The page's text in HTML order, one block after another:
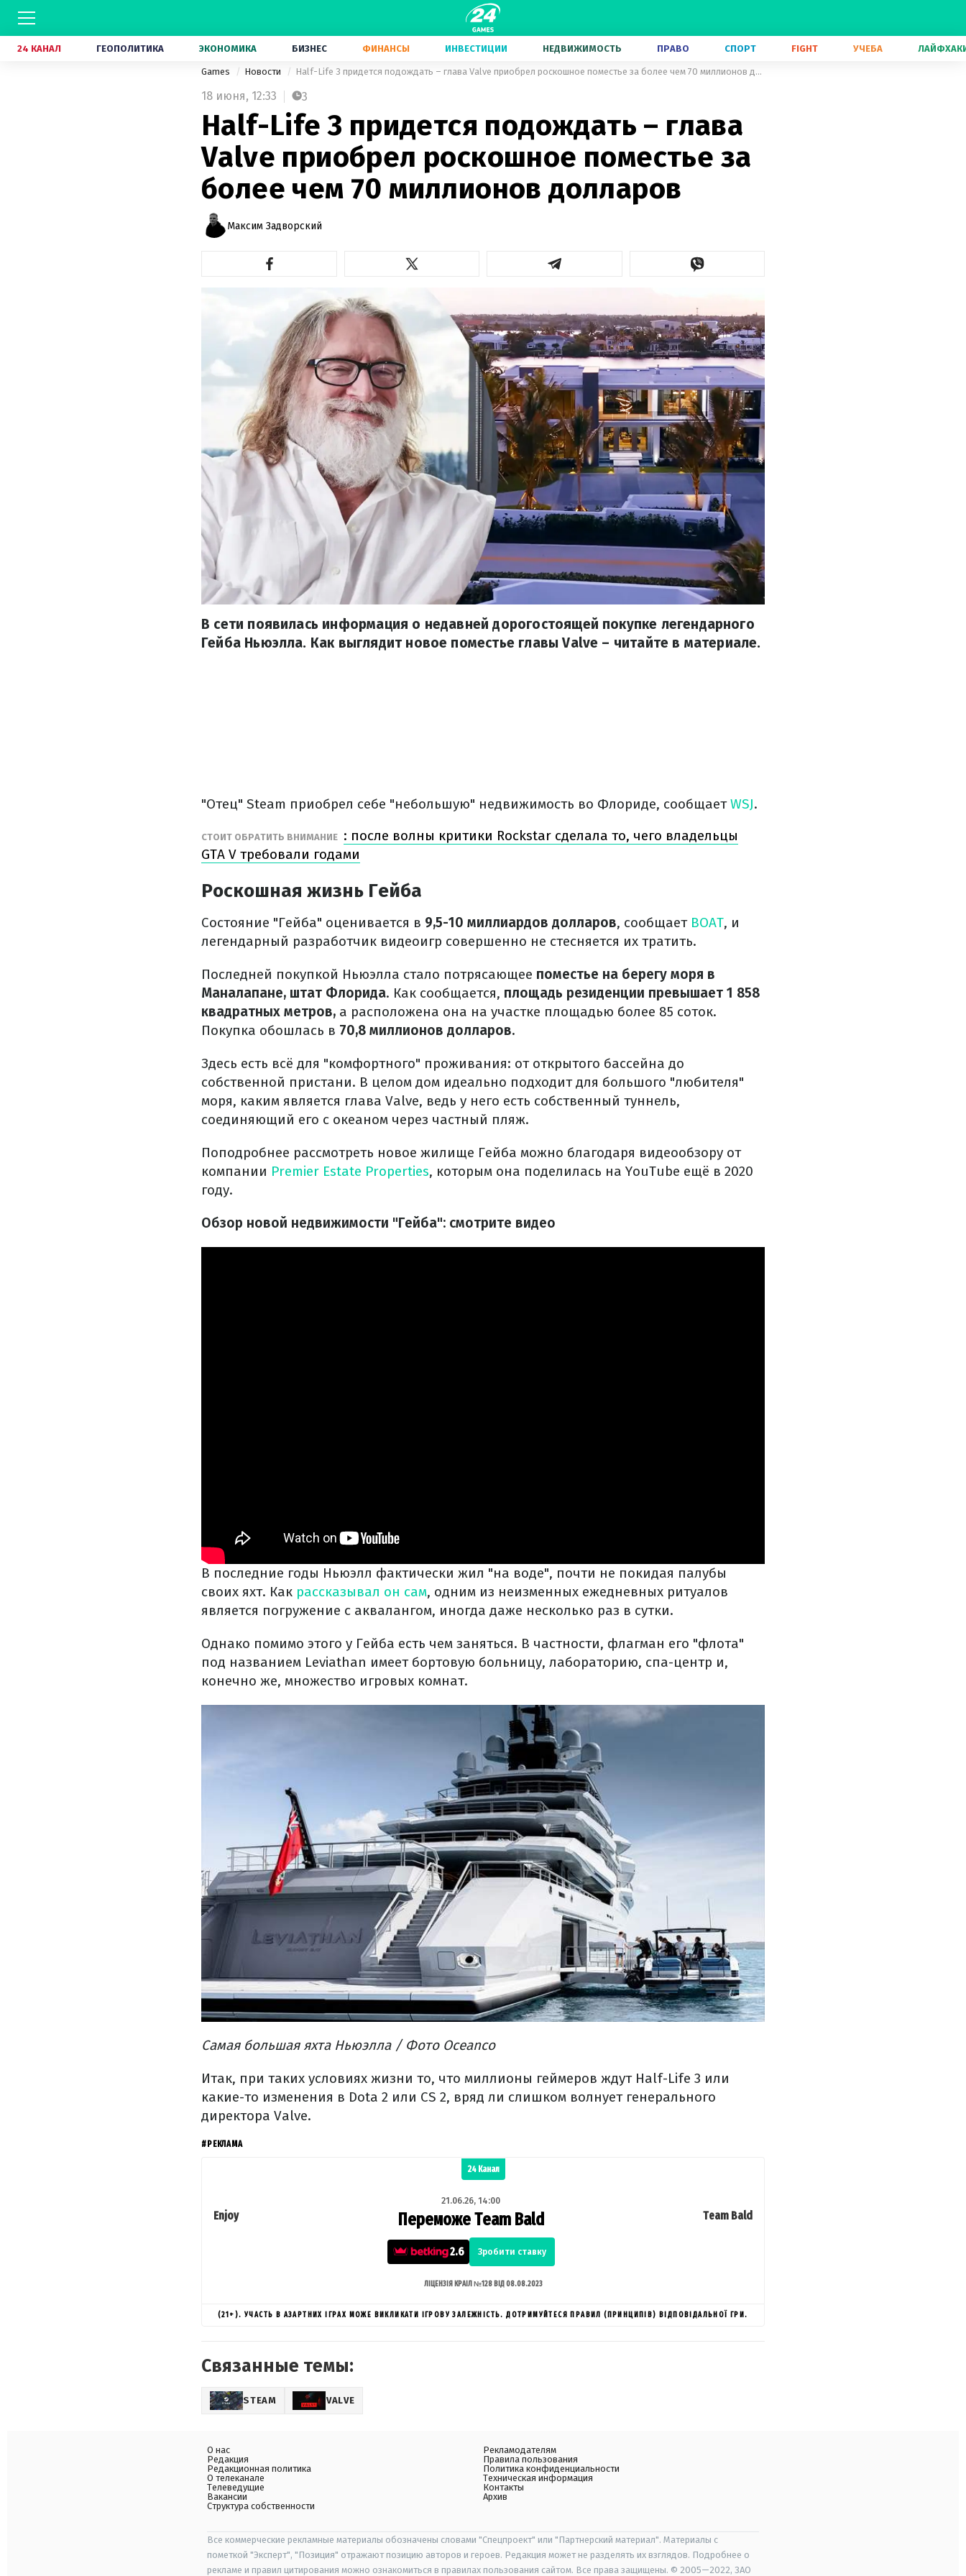
24 КАНАЛ ГЕОПОЛИТИКА ЭКОНОМИКА БИЗНЕС ФИНАНСЫ ИНВЕСТИЦИИ НЕДВИЖИМОСТЬ ПРАВО СПОРТ FIGHT УЧЕБА
Games Новости Half-Life 3 придется подождать – глава Valve приобрел роскошное поместье за более чем 70 миллионов долларов
18 июня, 12:33 3
Half-Life 3 придется подождать – глава
Valve приобрел роскошное поместье за
более чем 70 миллионов долларов
Максим Задворский
В сети появилась информация о недавней дорогостоящей покупке легендарного
Гейба Ньюэлла. Как выглядит новое поместье главы Valve – читайте в материале.
"Отец" Steam приобрел себе "небольшую" недвижимость во Флориде, сообщаетWSJ.
СТОИТ ОБРАТИТЬ ВНИМАНИЕ : после волны критики Rockstar сделала то, чего владельцы
GTA V требовали годами
Роскошная жизнь Гейба
Состояние "Гейба" оценивается в 9,5-10 миллиардов долларов, сообщает BOAT, и
легендарный разработчик видеоигр совершенно не стесняется их тратить.
Последней покупкой Ньюэлла стало потрясающее поместье на берегу моря в
Маналапане, штат Флорида. Как сообщается, площадь резиденции превышает 1 858
квадратных метров, а расположена она на участке площадью более 85 соток.
Покупка обошлась в 70,8 миллионов долларов.
Здесь есть всё для "комфортного" проживания: от открытого бассейна до
собственной пристани. В целом дом идеально подходит для большого "любителя"
моря, каким является глава Valve, ведь у него есть собственный туннель,
соединяющий его с океаном через частный пляж.
Поподробнее рассмотреть новое жилище Гейба можно благодаря видеообзору от
компании Premier Estate Properties, которым она поделилась на YouTube ещё в 2020
году.
Обзор новой недвижимости "Гейба": смотрите видео
В последние годы Ньюэлл фактически жил "на воде", почти не покидая палубы
своих яхт. Как рассказывал он сам, одним из неизменных ежедневных ритуалов
является погружение с аквалангом, иногда даже несколько раз в сутки.
Однако помимо этого у Гейба есть чем заняться. В частности, флагман его "флота"
под названием Leviathan имеет бортовую больницу, лабораторию, спа-центр и,
конечно же, множество игровых комнат.
Самая большая яхта Ньюэлла / Фото Oceanco
Итак, при таких условиях жизни то, что миллионы геймеров ждут Half-Life 3 или
какие-то изменения в Dota 2 или CS 2, вряд ли слишком волнует генерального
директора Valve.
#РЕКЛАМА
24 Канал
Enjoy
21.06.26, 14:00
Переможе Team Bald
2.6 Зробити ставку
Team Bald
ЛІЦЕНЗІЯ КРАІЛ №128 ВІД 08.08.2023
(21+). УЧАСТЬ В АЗАРТНИХ ІГРАХ МОЖЕ ВИКЛИКАТИ ІГРОВУ ЗАЛЕЖНІСТЬ. ДОТРИМУЙТЕСЯ ПРАВИЛ (ПРИНЦИПІВ) ВІДПОВІДАЛЬНОЇ ГРИ.
Связанные темы:
STEAM VALVE
О нас
Редакция
Редакционная политика
О телеканале
Телеведущие
Вакансии
Структура собственности
Рекламодателям
Правила пользования
Политика конфиденциальности
Техническая информация
Контакты
Архив
Все коммерческие рекламные материалы обозначены словами "Спецпроект" или "Партнерский материал". Материалы с
пометкой "Эксперт", "Позиция" отражают позицию авторов и героев. Редакция может не разделять их взглядов. Подробнее о
рекламе и правил цитирования можно ознакомиться в правилах пользования сайтом. Все права защищены. © 2005—2022, ЗАО